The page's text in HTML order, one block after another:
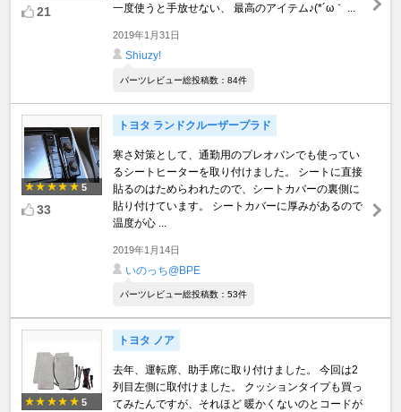
21
一度使うと手放せない、 最高のアイテム♪(*´ω｀ ...
2019年1月31日
Shiuzy!
パーツレビュー総投稿数：84件
5
33
トヨタ ランドクルーザープラド
寒さ対策として、通勤用のプレオバンでも使ってい
るシートヒーターを取り付けました。 シートに直接
貼るのはためらわれたので、シートカバーの裏側に
貼り付けています。 シートカバーに厚みがあるので
温度が心 ...
2019年1月14日
いのっち@BPE
パーツレビュー総投稿数：53件
5
トヨタ ノア
去年、運転席、助手席に取り付けました。 今回は2
列目左側に取付けました。 クッションタイプも買っ
てみたんですが、それほど 暖かくないのとコードが